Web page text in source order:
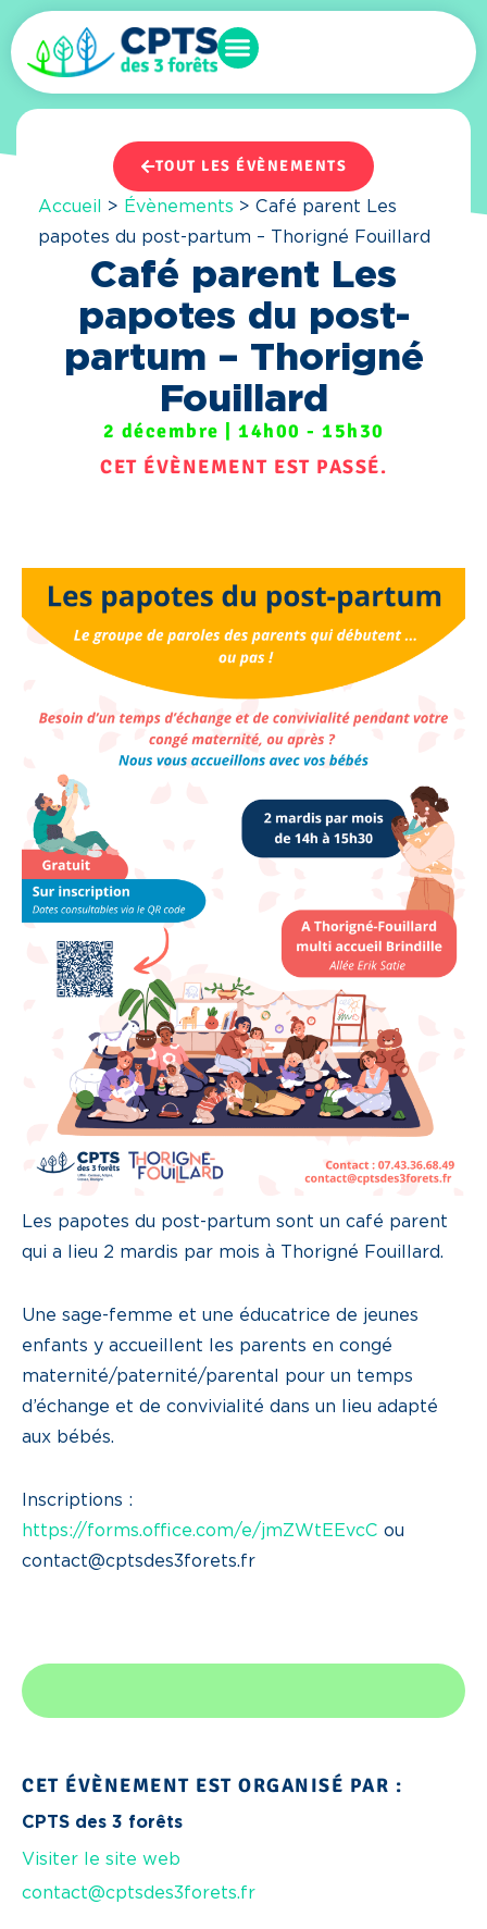
TOUT LES ÉVÈNEMENTS
Accueil > Évènements > Café parent Les
papotes du post-partum – Thorigné Fouillard
Café parent Les
papotes du post-
partum – Thorigné
Fouillard
2 décembre 14h00 - 15h30
CET ÉVÈNEMENT EST PASSÉ.
Les papotes du post-partum sont un café parent
qui a lieu 2 mardis par mois à Thorigné Fouillard.
Une sage-femme et une éducatrice de jeunes
enfants y accueillent les parents en congé
maternité/paternité/parental pour un temps
d’échange et de convivialité dans un lieu adapté
aux bébés.
Inscriptions :
https://forms.office.com/e/jmZWtEEvcC ou
contact@cptsdes3forets.fr
CET ÉVÈNEMENT EST ORGANISÉ PAR :
CPTS des 3 forêts
Visiter le site web
contact@cptsdes3forets.fr